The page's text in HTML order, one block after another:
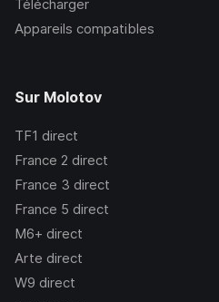
Télécharger
Appareils compatibles
Sur Molotov
TF1 direct
France 2 direct
France 3 direct
France 5 direct
M6+ direct
Arte direct
W9 direct